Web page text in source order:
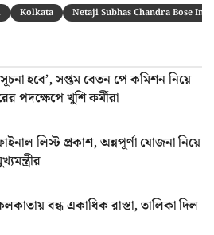
Kolkata Netaji Subhas Chandra Bose
হবে’, সপ্তম বেতন পে কমিশন নিয়ে
পদক্ষেপে খুশি কর্মীরা
লিস্ট প্রকাশ, অন্নপূর্ণা যোজনা নিয়ে
বন্ধ একাধিক রাস্তা, তালিকা দিল